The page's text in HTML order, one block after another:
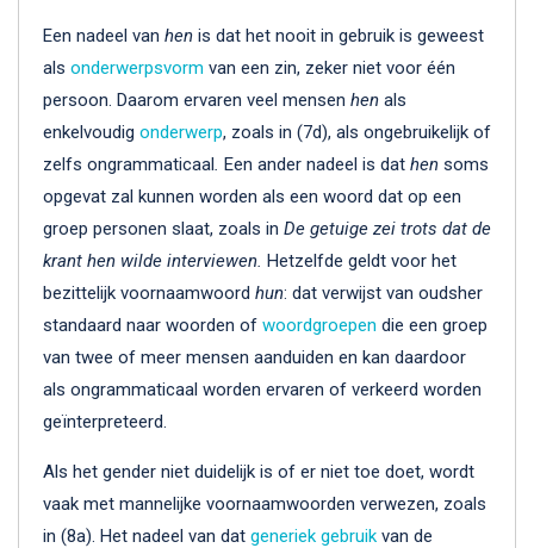
Een nadeel van hen is dat het nooit in gebruik is geweest
als onderwerpsvorm van een zin, zeker niet voor één
persoon. Daarom ervaren veel mensen hen als
enkelvoudig onderwerp, zoals in (7d), als ongebruikelijk of
zelfs ongrammaticaal. Een ander nadeel is dat hen soms
opgevat zal kunnen worden als een woord dat op een
groep personen slaat, zoals in De getuige zei trots dat de
krant hen wilde interviewen. Hetzelfde geldt voor het
bezittelijk voornaamwoord hun: dat verwijst van oudsher
standaard naar woorden of woordgroepen die een groep
van twee of meer mensen aanduiden en kan daardoor
als ongrammaticaal worden ervaren of verkeerd worden
geïnterpreteerd.
Als het gender niet duidelijk is of er niet toe doet, wordt
vaak met mannelijke voornaamwoorden verwezen, zoals
in (8a). Het nadeel van dat generiek gebruik van de